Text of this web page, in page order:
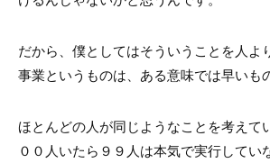
だから、僕としてはそういうことを人よ
事業というものは、ある意味では早いも
ほとんどの人が同じようなことを考えて
００人いたら９９人は本気で実行してい